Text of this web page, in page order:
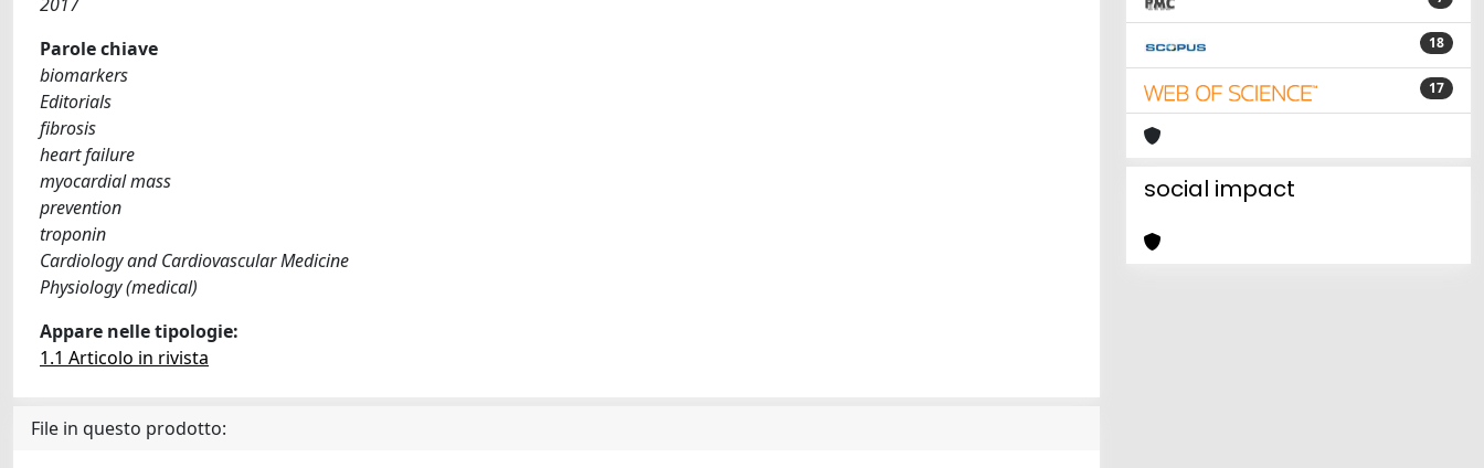
Parole chiave
biomarkers
Editorials
fibrosis
heart failure
myocardial mass
prevention
troponin
Cardiology and Cardiovascular Medicine
Physiology (medical)
Appare nelle tipologie:
1.1 Articolo in rivista
File in questo prodotto:
18
17
social impact